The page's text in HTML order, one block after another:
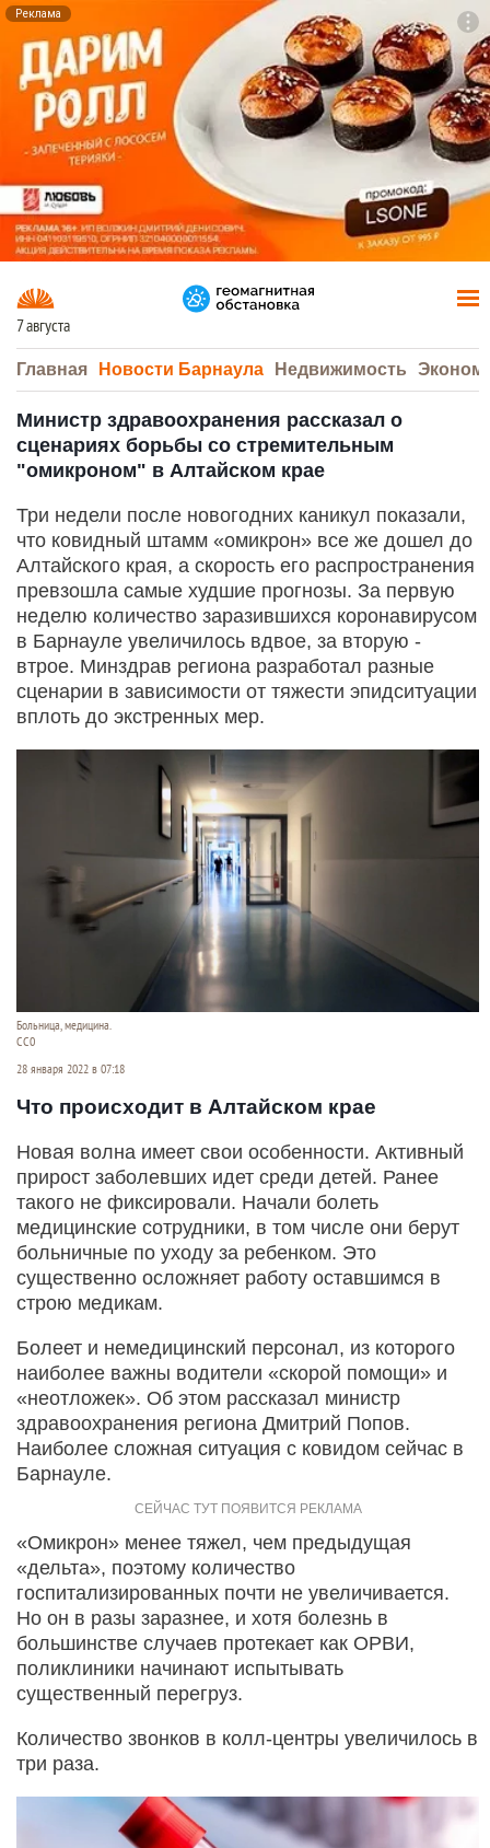
Реклама
7 августа
Главная Новости Барнаула Недвижимость
Министр здравоохранения рассказал о
сценариях борьбы со стремительным
"омикроном" в Алтайском крае
Три недели после новогодних каникул показали,
что ковидный штамм «омикрон» все же дошел до
Алтайского края, а скорость его распространения
превзошла самые худшие прогнозы. За первую
неделю количество заразившихся коронавирусом
в Барнауле увеличилось вдвое, за вторую -
втрое. Минздрав региона разработал разные
сценарии в зависимости от тяжести эпидситуации
вплоть до экстренных мер.
Больница, медицина.
CC0
28 января 2022 в 07:18
Что происходит в Алтайском крае
Новая волна имеет свои особенности. Активный
прирост заболевших идет среди детей. Ранее
такого не фиксировали. Начали болеть
медицинские сотрудники, в том числе они берут
больничные по уходу за ребенком. Это
существенно осложняет работу оставшимся в
строю медикам.
Болеет и немедицинский персонал, из которого
наиболее важны водители «скорой помощи» и
«неотложек». Об этом рассказал министр
здравоохранения региона Дмитрий Попов.
Наиболее сложная ситуация с ковидом сейчас в
Барнауле.
«Омикрон» менее тяжел, чем предыдущая
«дельта», поэтому количество
госпитализированных почти не увеличивается.
Но он в разы заразнее, и хотя болезнь в
большинстве случаев протекает как ОРВИ,
поликлиники начинают испытывать
существенный перегруз.
Количество звонков в колл-центры увеличилось в
три раза.